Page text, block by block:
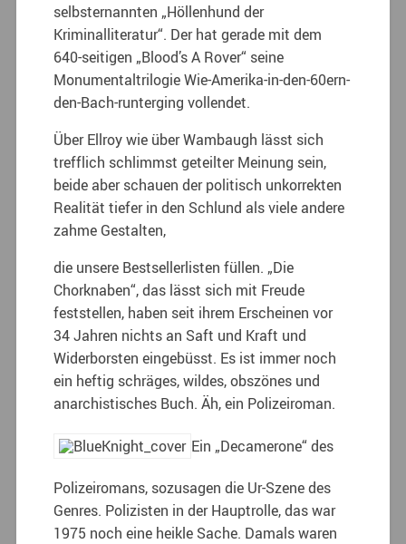
selbsternannten „Höllenhund der
Kriminalliteratur“. Der hat gerade mit dem
640-seitigen „Blood’s A Rover“ seine
Monumentaltrilogie Wie-Amerika-in-den-60ern-
den-Bach-runterging vollendet.
Über Ellroy wie über Wambaugh lässt sich
trefflich schlimmst geteilter Meinung sein,
beide aber schauen der politisch unkorrekten
Realität tiefer in den Schlund als viele andere
zahme Gestalten,
die unsere Bestsellerlisten füllen. „Die
Chorknaben“, das lässt sich mit Freude
feststellen, haben seit ihrem Erscheinen vor
34 Jahren nichts an Saft und Kraft und
Widerborsten eingebüsst. Es ist immer noch
ein heftig schräges, wildes, obszönes und
anarchistisches Buch. Äh, ein Polizeiroman.
Ein „Decamerone“ des
Polizeiromans, sozusagen die Ur-Szene des
Genres. Polizisten in der Hauptrolle, das war
1975 noch eine heikle Sache. Damals waren